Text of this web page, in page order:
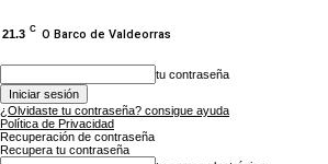
21.3 C O Barco de Valdeorras
tu contraseña
¿Olvidaste tu contraseña? consigue ayuda
Política de Privacidad
Recuperación de contraseña
Recupera tu contraseña